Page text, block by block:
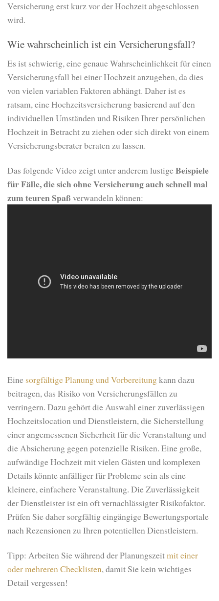
Versicherung erst kurz vor der Hochzeit abgeschlossen
wird.
Wie wahrscheinlich ist ein Versicherungsfall?
Es ist schwierig, eine genaue Wahrscheinlichkeit für einen
Versicherungsfall bei einer Hochzeit anzugeben, da dies
von vielen variablen Faktoren abhängt. Daher ist es
ratsam, eine Hochzeitsversicherung basierend auf den
individuellen Umständen und Risiken Ihrer persönlichen
Hochzeit in Betracht zu ziehen oder sich direkt von einem
Versicherungsberater beraten zu lassen.
Das folgende Video zeigt unter anderem lustigeBeispiele
für Fälle, die sich ohne Versicherung auch schnell mal
zum teuren Spaß verwandeln können:
Eine sorgfältige Planung und Vorbereitungkann dazu
beitragen, das Risiko von Versicherungsfällen zu
verringern. Dazu gehört die Auswahl einer zuverlässigen
Hochzeitslocation und Dienstleistern, die Sicherstellung
einer angemessenen Sicherheit für die Veranstaltung und
die Absicherung gegen potenzielle Risiken. Eine große,
aufwändige Hochzeit mit vielen Gästen und komplexen
Details könnte anfälliger für Probleme sein als eine
kleinere, einfachere Veranstaltung. Die Zuverlässigkeit
der Dienstleister ist ein oft vernachlässigter Risikofaktor.
Prüfen Sie daher sorgfältig eingängige Bewertungsportale
nach Rezensionen zu Ihren potentiellen Dienstleistern.
Tipp: Arbeiten Sie während der Planungszeitmit einer
oder mehreren Checklisten, damit Sie kein wichtiges
Detail vergessen!